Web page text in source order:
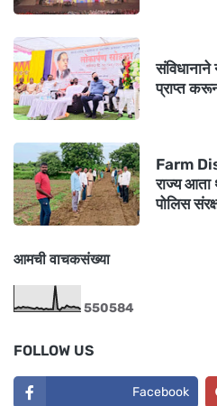
संविधानाने
प्राप्त
Farm
राज्य
पोलिस
आमची वाचकसंख्या
550584
FOLLOW US
Facebook